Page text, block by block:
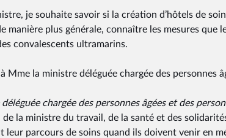
je souhaite savoir si la création d’hôtels de
manière plus générale, connaître les mesures que
convalescents ultramarins.
Mme la ministre déléguée chargée des personnes
chargée des personnes âgées et des
la ministre du travail, de la santé et des
parcours de soins quand ils doivent venir en